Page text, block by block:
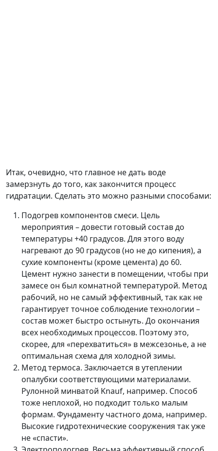
Итак, очевидно, что главное не дать воде
замерзнуть до того, как закончится процесс
гидратации. Сделать это можно разными способами:
Подогрев компонентов смеси. Цель
мероприятия – довести готовый состав до
температуры +40 градусов. Для этого воду
нагревают до 90 градусов (но не до кипения), а
сухие компоненты (кроме цемента) до 60.
Цемент нужно занести в помещении, чтобы при
замесе он был комнатной температурой. Метод
рабочий, но не самый эффективный, так как не
гарантирует точное соблюдение технологии –
состав может быстро остынуть. До окончания
всех необходимых процессов. Поэтому это,
скорее, для «перехватиться» в межсезонье, а не
оптимальная схема для холодной зимы.
Метод термоса. Заключается в утеплении
опалубки соответствующими материалами.
Рулонной минватой Knauf, например. Способ
тоже неплохой, но подходит только малым
формам. Фундаменту частного дома, например.
Высокие гидротехнические сооружения так уже
не «спасти».